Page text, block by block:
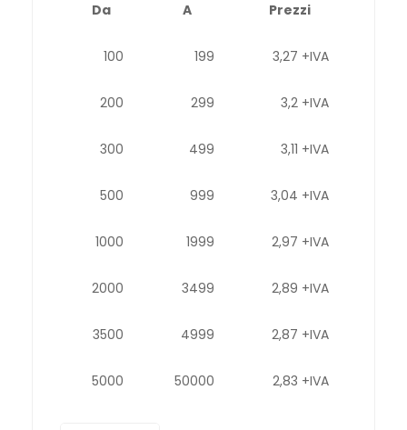
Da A Prezzi
100 199 3,27 +IVA
200 299 3,2 +IVA
300 499 3,11 +IVA
500 999 3,04 +IVA
1000 1999 2,97 +IVA
2000 3499 2,89 +IVA
3500 4999 2,87 +IVA
5000 50000 2,83 +IVA